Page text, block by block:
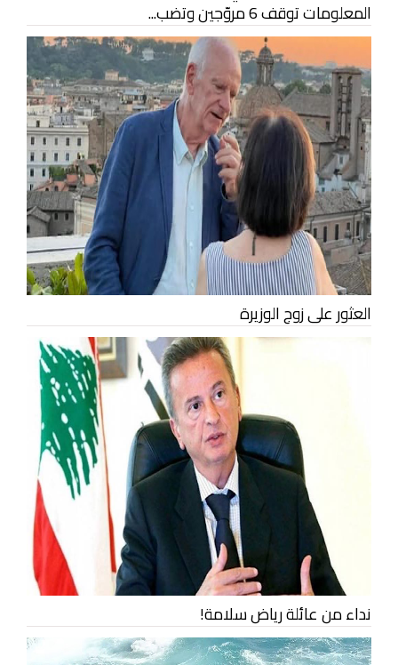
المعلومات توقف 6 مروّجين وتضب...
العثور على زوج الوزيرة
نداء من عائلة رياض سلامة!